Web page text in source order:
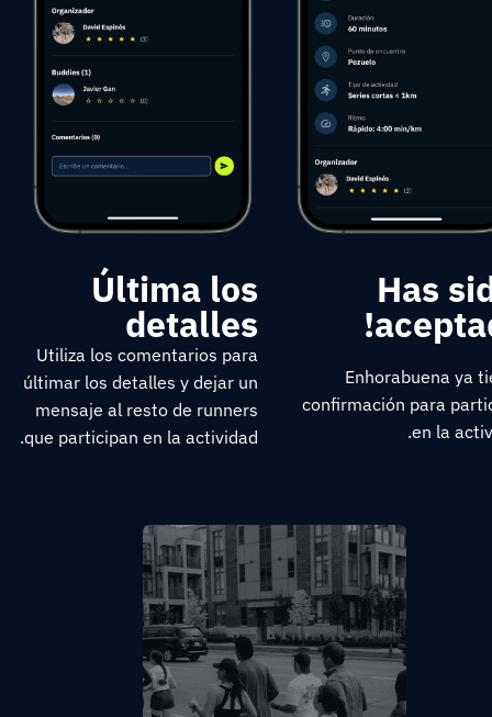
¡Has
Enhorabuena ya
confirmación para
en la
Última los
detalles
Utiliza los comentarios para
últimar los detalles y dejar un
mensaje al resto de runners
que participan en la actividad.